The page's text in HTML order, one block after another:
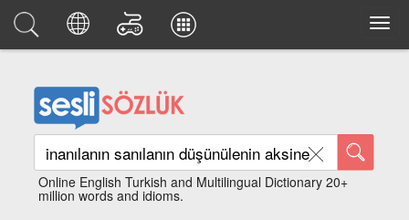
Online English Turkish and Multilingual Dictionary 20+
million words and idioms.